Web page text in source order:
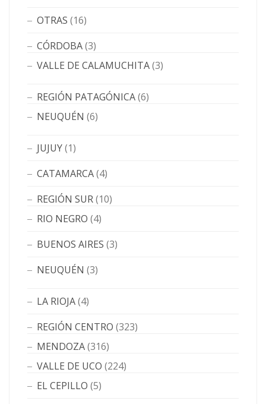
OTRAS (16)
CÓRDOBA(3)
VALLE DE CALAMUCHITA(3)
REGIÓN PATAGÓNICA(6)
NEUQUÉN (6)
JUJUY(1)
CATAMARCA(4)
REGIÓN SUR(10)
RIO NEGRO (4)
BUENOS AIRES (3)
NEUQUÉN (3)
LA RIOJA(4)
REGIÓN CENTRO (323)
MENDOZA(316)
VALLE DE UCO (224)
EL CEPILLO (5)